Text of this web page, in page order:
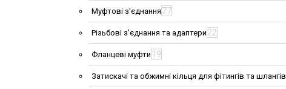
Муфтові з'єднання 77
Різьбові з'єднання та адаптери 22
Фланцеві муфти 19
Затискачі та обжимні кільця для фітингів та шлангів